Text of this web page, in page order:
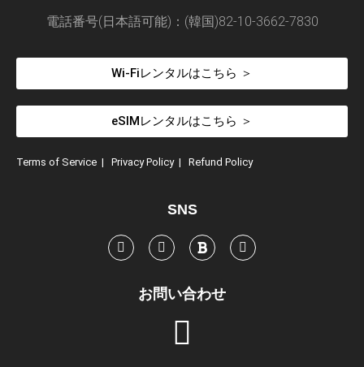
電話番号(日本語可能)：(韓国)82-10-3662-7830
Wi-Fiレンタルはこちら ＞
eSIMレンタルはこちら ＞
Terms of Service | Privacy Policy | Refund Policy
SNS
お問い合わせ